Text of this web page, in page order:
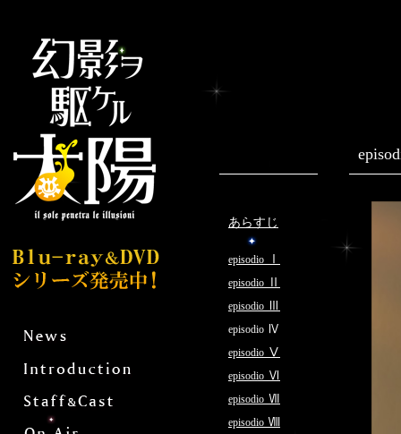
あらすじ
episodio Ⅰ
episodio Ⅱ
episodio Ⅲ
episodio Ⅳ
episodio Ⅴ
episodio Ⅵ
episodio Ⅶ
episodio Ⅷ